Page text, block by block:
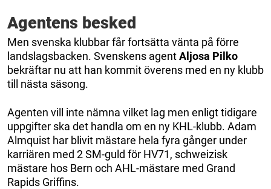
Agentens besked
Men svenska klubbar får fortsätta vänta på förre
landslagsbacken. Svenskens agentAljosa Pilko
bekräftar nu att han kommit överens med en ny klubb
till nästa säsong.
Agenten vill inte nämna vilket lag men enligt tidigare
uppgifter ska det handla om en ny KHL-klubb. Adam
Almquist har blivit mästare hela fyra gånger under
karriären med 2 SM-guld för HV71, schweizisk
mästare hos Bern och AHL-mästare med Grand
Rapids Griffins.